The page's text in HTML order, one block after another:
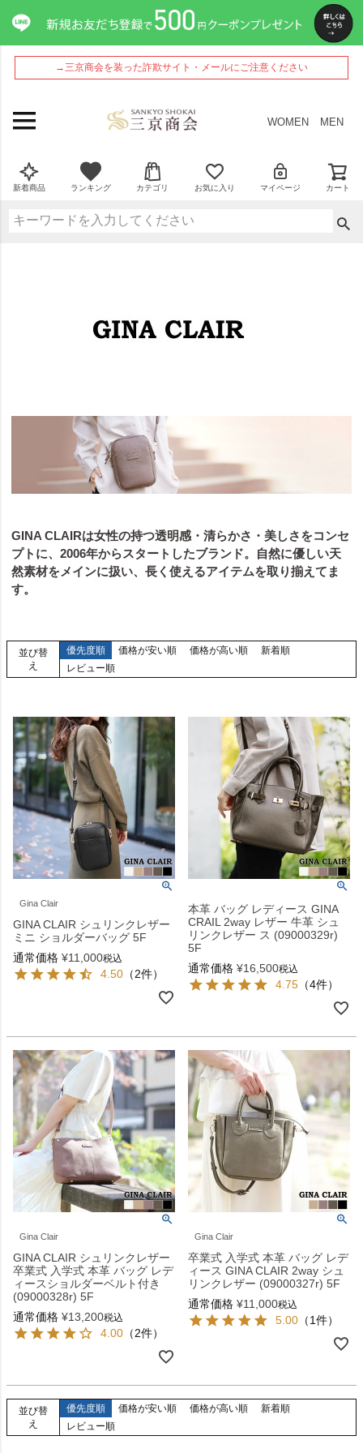
→三京商会を装った詐欺サイト・メールにご注意ください
WOMEN MEN
新着商品 ランキング カテゴリ お気に入り マイページ カート
GINA CLAIRは女性の持つ透明感・清らかさ・美しさをコンセ
プトに、2006年からスタートしたブランド。自然に優しい天
然素材をメインに扱い、長く使えるアイテムを取り揃えてま
す。
並び替
え
優先度順 価格が安い順 価格が高い順
新着順
レビュー順
Gina Clair
GINA CLAIR シュリンクレザー
ミニ ショルダーバッグ 5F
通常価格 ¥11,000税込
4.50 （2件）
本革 バッグ レディース GINA
CRAIL 2way レザー 牛革 シュ
リンクレザー ス (09000329r)
5F
通常価格 ¥16,500税込
4.75 （4件）
Gina Clair
GINA CLAIR シュリンクレザー
卒業式 入学式 本革 バッグ レデ
ィースショルダーベルト付き
(09000328r) 5F
通常価格 ¥13,200税込
4.00 （2件）
Gina Clair
卒業式 入学式 本革 バッグ レデ
ィース GINA CLAIR 2way シュ
リンクレザー (09000327r) 5F
通常価格 ¥11,000税込
5.00 （1件）
並び替
え
優先度順 価格が安い順 価格が高い順
新着順
レビュー順